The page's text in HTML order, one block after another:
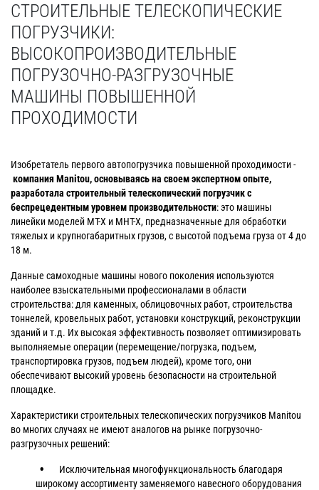
СТРОИТЕЛЬНЫЕ ТЕЛЕСКОПИЧЕСКИЕ
ПОГРУЗЧИКИ:
ВЫСОКОПРОИЗВОДИТЕЛЬНЫЕ
ПОГРУЗОЧНО-РАЗГРУЗОЧНЫЕ
МАШИНЫ ПОВЫШЕННОЙ
ПРОХОДИМОСТИ
Изобретатель первого автопогрузчика повышенной проходимости -
компания Manitou, основываясь на своем экспертном опыте,
разработала строительный телескопический погрузчик с
беспрецедентным уровнем производительности: это машины
линейки моделей MT-X и MHT-X, предназначенные для обработки
тяжелых и крупногабаритных грузов, с высотой подъема груза от 4 до
18 м.
Данные самоходные машины нового поколения используются
наиболее взыскательными профессионалами в области
строительства: для каменных, облицовочных работ, строительства
тоннелей, кровельных работ, установки конструкций, реконструкции
зданий и т.д. Их высокая эффективность позволяет оптимизировать
выполняемые операции (перемещение/погрузка, подъем,
транспортировка грузов, подъем людей), кроме того, они
обеспечивают высокий уровень безопасности на строительной
площадке.
Характеристики строительных телескопических погрузчиков Manitou
во многих случаях не имеют аналогов на рынке погрузочно-
разгрузочных решений:
Исключительная многофункциональность благодаря
широкому ассортименту заменяемого навесного оборудования